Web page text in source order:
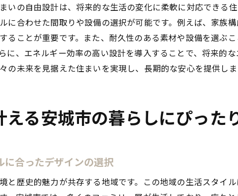
地域の伝統文化を取り込んだ設計の特徴
四季を感じる住まい作りの具体例
安城市ならではの景観を生かした窓設計
断熱性能を高める地域特有の素材選び
成功事例から学ぶ自由設計のポイント
顧客満足度の高い自由設計の秘訣
住んでみてわかる、自由設計のメリット
いの自由設計は、将来的な生活の変化に柔軟に対応できる
に合わせた間取りや設備の選択が可能です。例えば、家族
ることが重要です。また、耐久性のある素材や設備を選ぶ
に、エネルギー効率の高い設計を導入することで、将来的
の未来を見据えた住まいを実現し、長期的な安心を提供しま
える安城市の暮らしにぴった
に合ったデザインの選択
と歴史的魅力が共存する地域です。この地域の生活スタイ